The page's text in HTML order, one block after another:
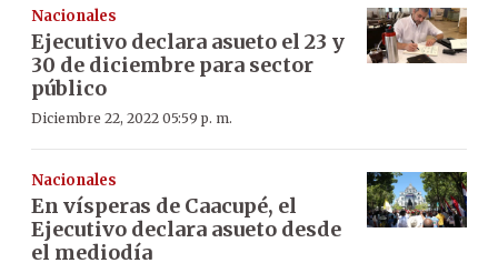
Nacionales
Ejecutivo declara asueto el 23 y
30 de diciembre para sector
público
Diciembre 22, 2022 05:59 p. m.
Nacionales
En vísperas de Caacupé, el
Ejecutivo declara asueto desde
el mediodía